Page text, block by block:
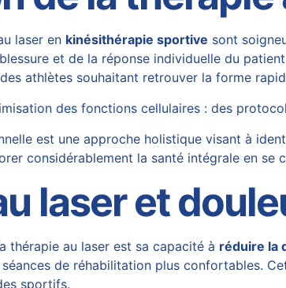
laser en kinésithérapie sportive sont
et de la réponse individuelle du
athlètes souhaitant retrouver la forme
des fonctions cellulaires : des
est une approche holistique visant à
considérablement la santé intégrale en
laser et
thérapie au laser est sa capacité à réduire la
de réhabilitation plus confortables.
sportifs.